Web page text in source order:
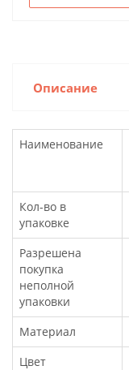
Описание
Наименование
Кол-во в
упаковке
Разрешена
покупка
неполной
упаковки
Материал
Цвет